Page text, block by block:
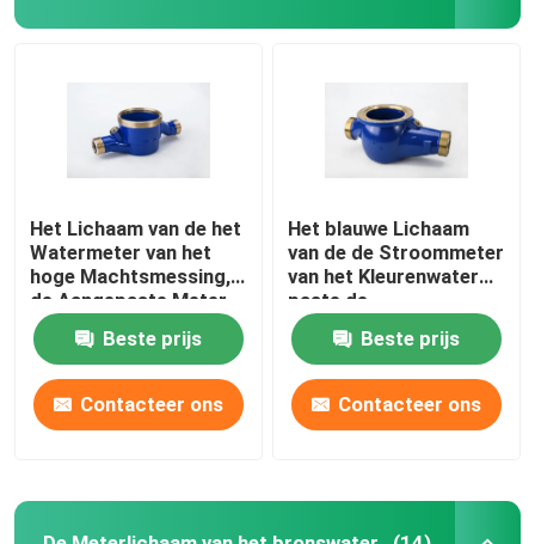
koperbusbar
ringen en lagers
Brandadapter
Het Lichaam van de het
Watermeter van het
hoge Machtsmessing,
de Aangepaste Meter
van de Koud
WaterstroomBeste prijs
Contacteer ons
Het blauwe Lichaam
van de de Stroommeter
van het Kleurenwater
paste de
Adapterlichaam DN 15-
DN 50 van de
Watermeter aan
Beste prijs
Contacteer ons